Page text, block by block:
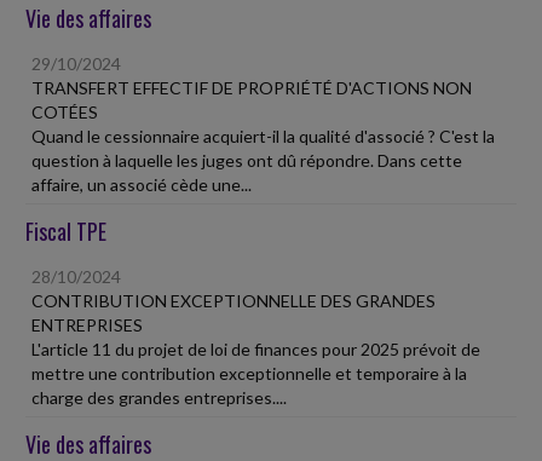
Vie des affaires
29/10/2024
TRANSFERT EFFECTIF DE PROPRIÉTÉ D'ACTIONS NON
COTÉES
Quand le cessionnaire acquiert-il la qualité d'associé ? C'est la
question à laquelle les juges ont dû répondre. Dans cette
affaire, un associé cède une...
Fiscal TPE
28/10/2024
CONTRIBUTION EXCEPTIONNELLE DES GRANDES
ENTREPRISES
L'article 11 du projet de loi de finances pour 2025 prévoit de
mettre une contribution exceptionnelle et temporaire à la
charge des grandes entreprises....
Vie des affaires